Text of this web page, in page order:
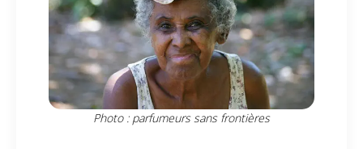
Photo : parfumeurs sans frontières